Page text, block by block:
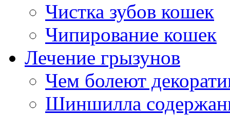
Чистка зубов кошек
Чипирование кошек
Лечение грызунов
Чем болеют
Шиншилла